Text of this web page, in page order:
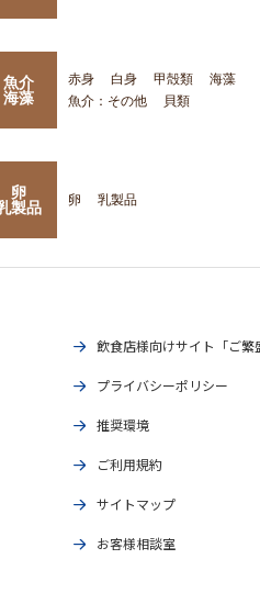
魚介
海藻
赤身 白身 甲殻類
海藻
魚介：その他
貝類
卵
製品
卵 乳製品
飲食店様向けサイト「ご繁
プライバシーポリシー
推奨環境
ご利用規約
サイトマップ
お客様相談室